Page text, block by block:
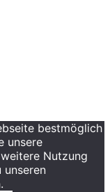
bestmöglich
unsere
Nutzung
unseren